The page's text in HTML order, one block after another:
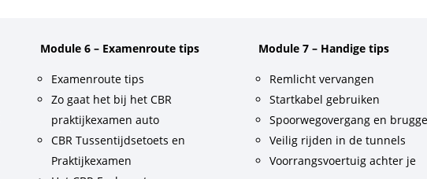
Module 6 – Examenroute tips
Examenroute tips
Zo gaat het bij het CBR
praktijkexamen auto
CBR Tussentijdsetoets en
Praktijkexamen
Module 7 – Handige tips
Remlicht vervangen
Startkabel gebruiken
Spoorwegovergang en
Veilig rijden in de tunnels
Voorrangsvoertuig achter je